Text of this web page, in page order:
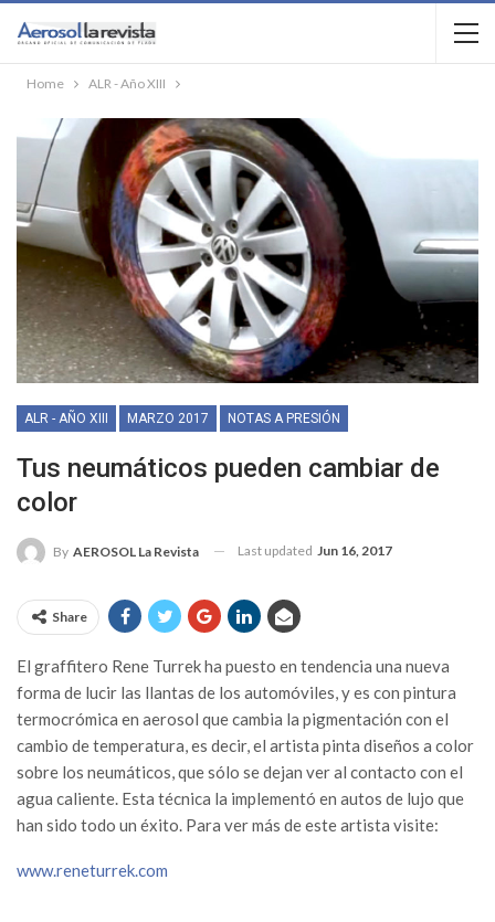
Home ALR - Año XIII
ALR - AÑO XIII MARZO 2017 NOTAS A PRESIÓN
Tus neumáticos pueden cambiar de
color
By AEROSOL La Revista Last updated Jun 16, 2017
Share
El graffitero Rene Turrek ha puesto en tendencia una nueva
forma de lucir las llantas de los automóviles, y es con pintura
termocrómica en aerosol que cambia la pigmentación con el
cambio de temperatura, es decir, el artista pinta diseños a color
sobre los neumáticos, que sólo se dejan ver al contacto con el
agua caliente. Esta técnica la implementó en autos de lujo que
han sido todo un éxito. Para ver más de este artista visite:
www.reneturrek.com